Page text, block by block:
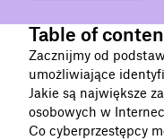
Table of
Zacznijmy od
umożliwiające
Jakie są największe
osobowych w
Co cyberprzestępcy